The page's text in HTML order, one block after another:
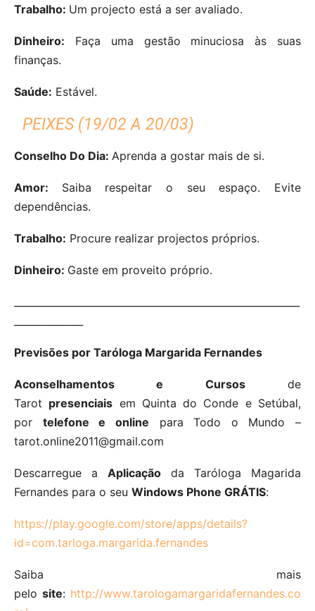
Trabalho: Um projecto está a ser avaliado.
Dinheiro: Faça uma gestão minuciosa às suas
finanças.
Saúde: Estável.
PEIXES (19/02 A 20/03)
Conselho Do Dia: Aprenda a gostar mais de si.
Amor: Saiba respeitar o seu espaço. Evite
dependências.
Trabalho: Procure realizar projectos próprios.
Dinheiro: Gaste em proveito próprio.
Previsões por Taróloga Margarida Fernandes
Aconselhamentos e Cursosde
Tarot presenciais em Quinta do Conde e Setúbal,
por telefone e online para Todo o Mundo –
tarot.online2011@gmail.com
Descarregue a Aplicação da Taróloga Magarida
Fernandes para o seu Windows Phone GRÁTIS:
https://play.google.com/store/apps/details?
id=com.tarloga.margarida.fernandes
Saiba mais
pelo site: http://www.tarologamargaridafernandes.co